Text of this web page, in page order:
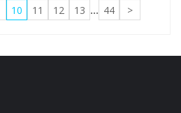
10 11 12 13 ... 44 >